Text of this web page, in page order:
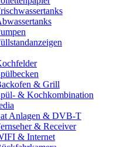
& Grill
& Kochkombination
Anlagen & DVB-T
& Receiver
& Internet